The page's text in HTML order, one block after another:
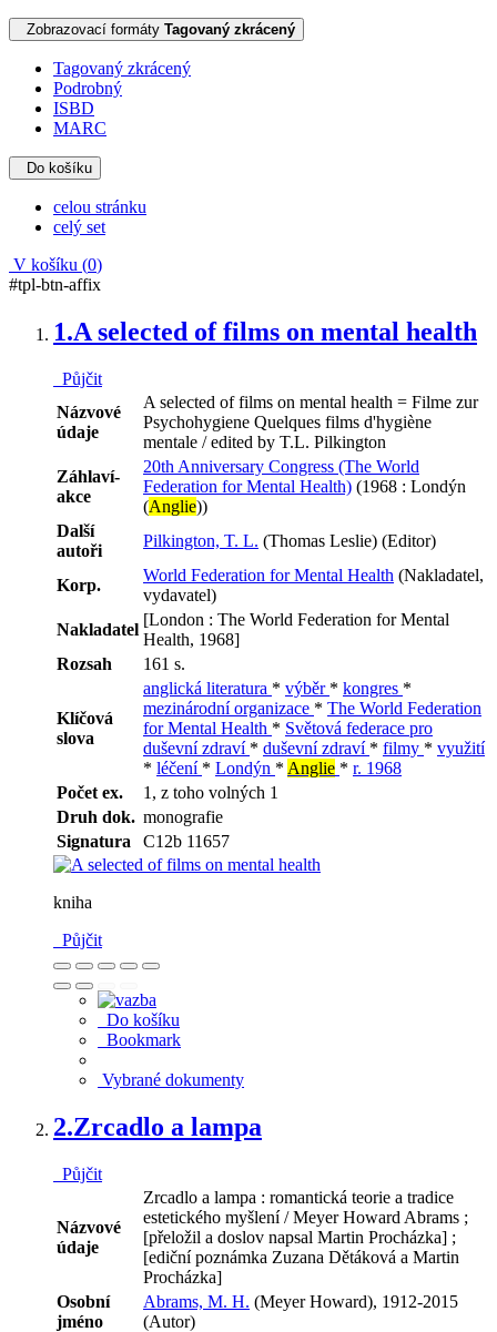
Zobrazovací formáty Tagovaný zkrácený
Tagovaný zkrácený
Podrobný
ISBD
MARC
Do košíku
celou stránku
celý set
V košíku (0)
#tpl-btn-affix
1.A selected of films on mental health
Půjčit
Názvové
údaje
A selected of films on mental health = Filme zur
Psychohygiene Quelques films d'hygiène
mentale / edited by T.L. Pilkington
Záhlaví-
akce
20th Anniversary Congress (The World
Federation for Mental Health) (1968 : Londýn
(Anglie))
Další
autoři
Pilkington, T. L. (Thomas Leslie) (Editor)
Korp.
World Federation for Mental Health (Nakladatel,
vydavatel)
Nakladatel
[London : The World Federation for Mental
Health, 1968]
Rozsah
161 s.
Klíčová
slova
anglická literatura * výběr * kongres *
mezinárodní organizace * The World Federation
for Mental Health * Světová federace pro
duševní zdraví * duševní zdraví * filmy * využití
* léčení * Londýn * Anglie * r. 1968
Počet ex.
1, z toho volných 1
Druh dok. monografie
Signatura
C12b 11657
kniha
Půjčit
Do košíku
Bookmark
Vybrané dokumenty
2.Zrcadlo a lampa
Půjčit
Názvové
údaje
Zrcadlo a lampa : romantická teorie a tradice
estetického myšlení / Meyer Howard Abrams ;
[přeložil a doslov napsal Martin Procházka] ;
[ediční poznámka Zuzana Dětáková a Martin
Procházka]
Osobní
jméno
Abrams, M. H. (Meyer Howard), 1912-2015
(Autor)